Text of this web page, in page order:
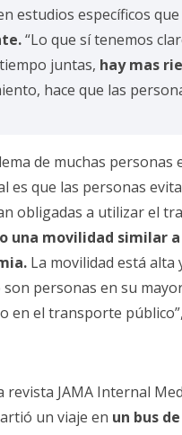
estudios específicos
“Lo que sí tenemos
juntas, hay mas
hace que las
de muchas
es que las personas
obligadas a utilizar el
una movilidad similar
La movilidad está alta
personas en su
en el transporte
revista JAMA Internal
un viaje en un bus